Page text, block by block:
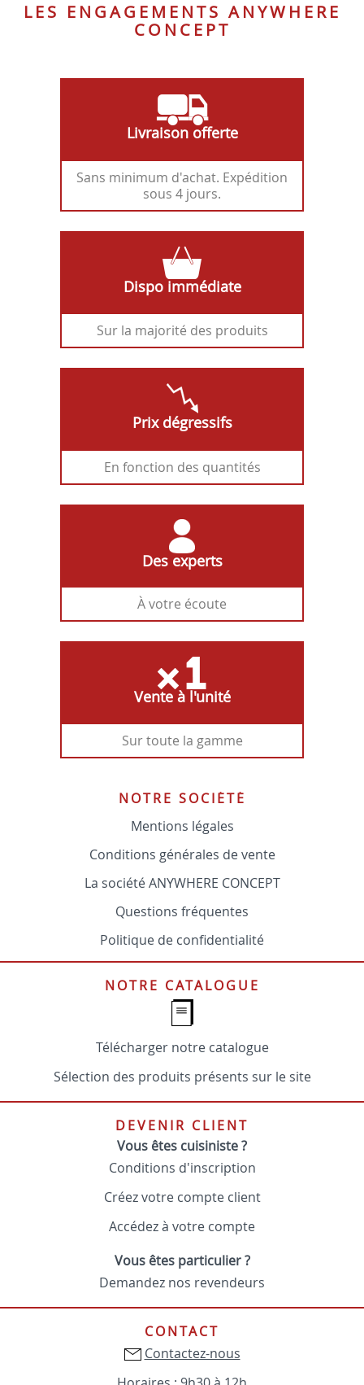
LES ENGAGEMENTS ANYWHERE
CONCEPT
Livraison offerte
Sans minimum d'achat. Expédition
sous 4 jours.
Dispo immédiate
Sur la majorité des produits
Prix dégressifs
En fonction des quantités
Des experts
À votre écoute
Vente à l'unité
Sur toute la gamme
NOTRE SOCIÉTÉ
Mentions légales
Conditions générales de vente
La société ANYWHERE CONCEPT
Questions fréquentes
Politique de confidentialité
NOTRE CATALOGUE
Télécharger notre catalogue
Sélection des produits présents sur le site
DEVENIR CLIENT
Vous êtes cuisiniste ?
Conditions d'inscription
Créez votre compte client
Accédez à votre compte
Vous êtes particulier ?
Demandez nos revendeurs
CONTACT
Contactez-nous